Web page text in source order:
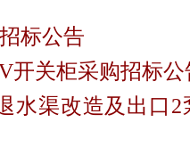
标公告
开关柜采购招标公
水渠改造及出口